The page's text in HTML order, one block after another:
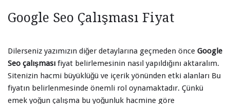
Google Seo Çalışması Fiyat
Dilerseniz yazımızın diğer detaylarına geçmeden önce Google
Seo çalışması fiyat belirlemesinin nasıl yapıldığını aktaralım.
Sitenizin hacmi büyüklüğü ve içerik yönünden etki alanları Bu
fiyatın belirlenmesinde önemli rol oynamaktadır. Çünkü
emek yoğun çalışma bu yoğunluk hacmine göre